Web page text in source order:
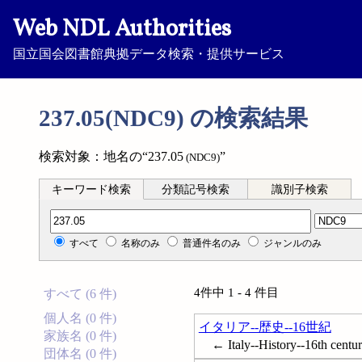
Web NDL Authorities
国立国会図書館典拠データ検索・提供サービス
237.05(NDC9) の検索結果
検索対象：地名の“237.05 (NDC9)”
キーワード検索 分類記号検索 識別子検索
分類記号検索
すべて 名称のみ 普通件名のみ ジャンルのみ
すべて (6 件)
個人名 (0 件)
家族名 (0 件)
団体名 (0 件)
4件中 1 - 4 件目
イタリア--歴史--16世紀
← Italy--History--16th